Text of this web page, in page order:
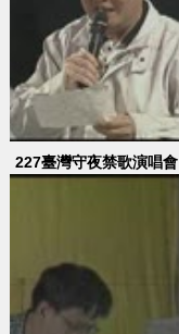
227臺灣守夜禁歌演唱會
(1) 2000.02.27三重疏洪